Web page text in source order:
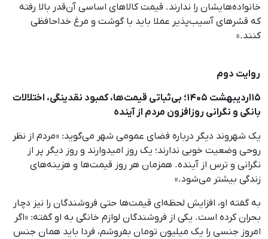
خانواده‌هایشان را ندارند. قیمت کالاهای اساسی آن‌قدر بالا رفته
که قشر‌های آسیب‌پذیر عملا باید با گوشت و مرغ خداحافظی
کنند.»
روایت دوم
۱۵اردیبهشت ۱۴۰۵؛ بی‌ثباتی قیمت‌ها، کمبود نقدینگی، اختلالات
بانکی و نگرانی روزافزون مردم از آینده
یک شهروند دیگر درباره فضای عمومی شهر می‌گوید: «مردم از نظر
روحی وضعیت خوبی ندارند؛ یک روز امیدوارند و روز دیگر پر از
نگرانی و ترس از آینده. همزمان هر روز قیمت‌ها و هزینه‌های
زندگی بیشتر می‌شود.»
به گفته او، افزایش لحظه‌ای قیمت‌ها حتی فروشندگان را نیز دچار
بحران کرده است. یکی از فروشندگان لوازم خانگی به او گفته: «اگر
امروز جنسی را یک میلیون تومان بفروشم، فردا باید همان جنس